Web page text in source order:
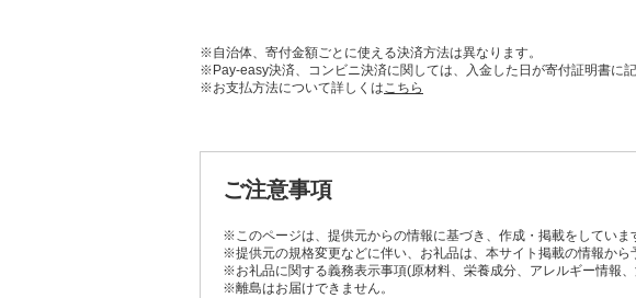
※自治体、寄付金額ごとに使える決済方法は異なります。
※Pay-easy決済、コンビニ決済に関しては、入金した日が寄付証明書に
※お支払方法について詳しくはこちら
ご注意事項
※このページは、提供元からの情報に基づき、作成・掲載をしていま
※提供元の規格変更などに伴い、お礼品は、本サイト掲載の情報から
※お礼品に関する義務表示事項(原材料、栄養成分、アレルギー情報
※離島はお届けできません。